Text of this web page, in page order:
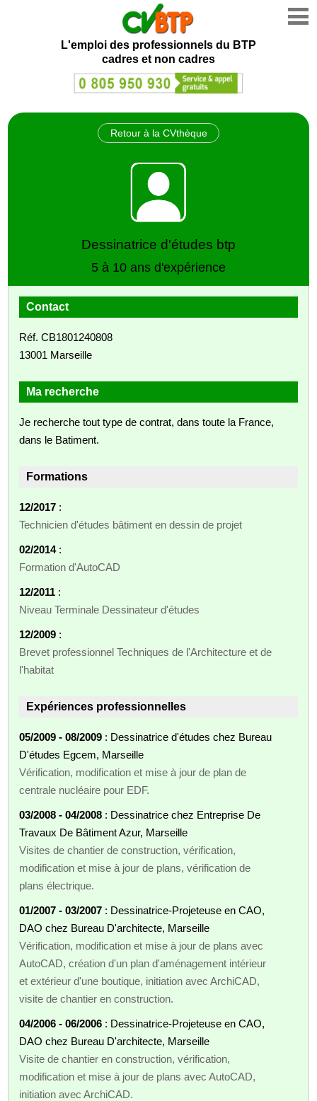
L'emploi des professionnels du BTP
cadres et non cadres
Retour à la CVthèque
Dessinatrice d'études btp
5 à 10 ans d'expérience
Contact
Réf. CB1801240808
13001 Marseille
Ma recherche
Je recherche tout type de contrat, dans toute la France,
dans le Batiment.
Formations
12/2017 :
Technicien d'études bâtiment en dessin de projet
02/2014:
Formation d'AutoCAD
12/2011 :
Niveau Terminale Dessinateur d'études
12/2009 :
Brevet professionnel Techniques de l'Architecture et de
l'habitat
Expériences professionnelles
05/2009 - 08/2009 : Dessinatrice d'études chez Bureau
D'études Egcem, Marseille
Vérification, modification et mise à jour de plan de
centrale nucléaire pour EDF.
03/2008 - 04/2008 : Dessinatrice chez Entreprise De
Travaux De Bâtiment Azur, Marseille
Visites de chantier de construction, vérification,
modification et mise à jour de plans, vérification de
plans électrique.
01/2007 - 03/2007 : Dessinatrice-Projeteuse en CAO,
DAO chez Bureau D'architecte, Marseille
Vérification, modification et mise à jour de plans avec
AutoCAD, création d'un plan d'aménagement intérieur
et extérieur d'une boutique, initiation avec ArchiCAD,
visite de chantier en construction.
04/2006 - 06/2006 : Dessinatrice-Projeteuse en CAO,
DAO chez Bureau D'architecte, Marseille
Visite de chantier en construction, vérification,
modification et mise à jour de plans avec AutoCAD,
initiation avec ArchiCAD.